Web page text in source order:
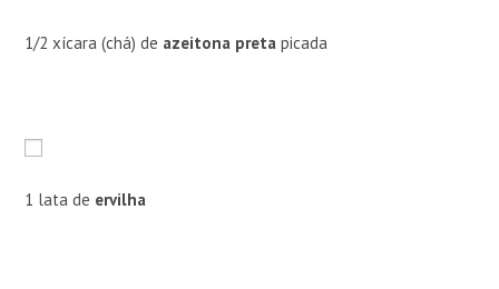
1/2 xícara (chá) de azeitona preta picada
1 lata de ervilha